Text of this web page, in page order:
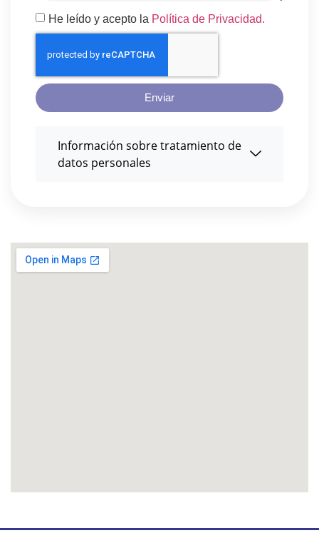
He leído y acepto la Política de Privacidad.
Enviar
Información sobre tratamiento de
datos personales